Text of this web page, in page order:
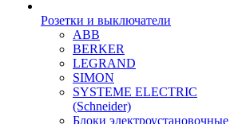
Розетки и выключатели
ABB
BERKER
LEGRAND
SIMON
SYSTEME ELECTRIC
(Schneider)
Блоки электроустановочные